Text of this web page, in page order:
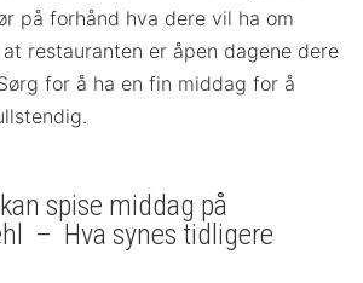
på forhånd hva dere vil ha om
restauranten er åpen dagene dere
for å ha en fin middag for å
spise middag på
– Hva synes tidligere